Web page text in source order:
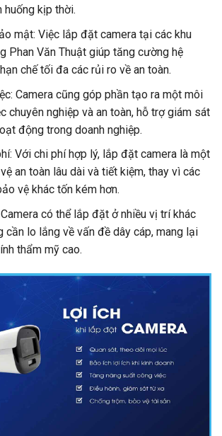
huống kịp thời.
mật: Việc lắp đặt camera tại các khu
Phan Văn Thuật giúp tăng cường hệ
chế tối đa các rủi ro về an toàn.
Camera cũng góp phần tạo ra một môi
chuyên nghiệp và an toàn, hỗ trợ giám sát
động trong doanh nghiệp.
Với chi phí hợp lý, lắp đặt camera là một
an toàn lâu dài và tiết kiệm, thay vì các
vệ khác tốn kém hơn.
có thể lắp đặt ở nhiều vị trí khác
cần lo lắng về vấn đề dây cáp, mang lại
thẩm mỹ cao.